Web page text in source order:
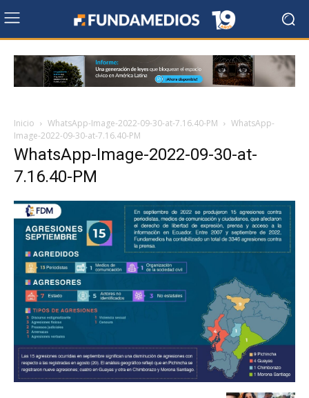
Inicio WhatsApp-Image-2022-09-30-at-7.16.40-PM
WhatsApp-
Image-2022-09-30-at-7.16.40-PM
WhatsApp-Image-2022-09-30-at-
7.16.40-PM